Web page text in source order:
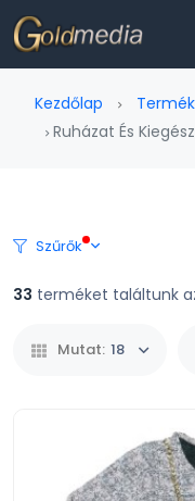
Kezdőlap
Ruházat És
Szűrők
33 terméket találtunk
Mutat: 18